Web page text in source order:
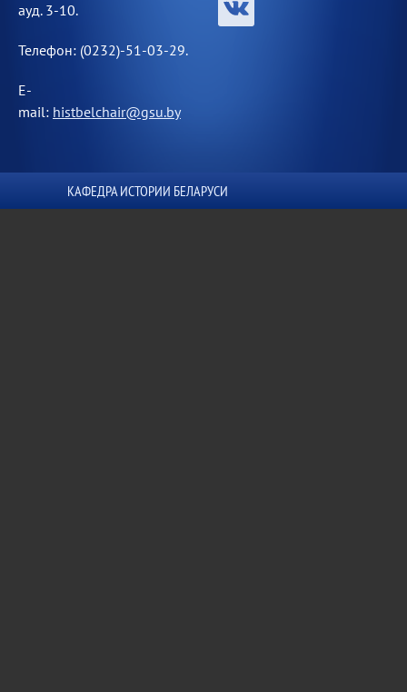
ауд. 3-10.
Телефон: (0232)-51-03-29.
E-
mail: histbelchair@gsu.by
КАФЕДРА ИСТОРИИ БЕЛАРУСИ